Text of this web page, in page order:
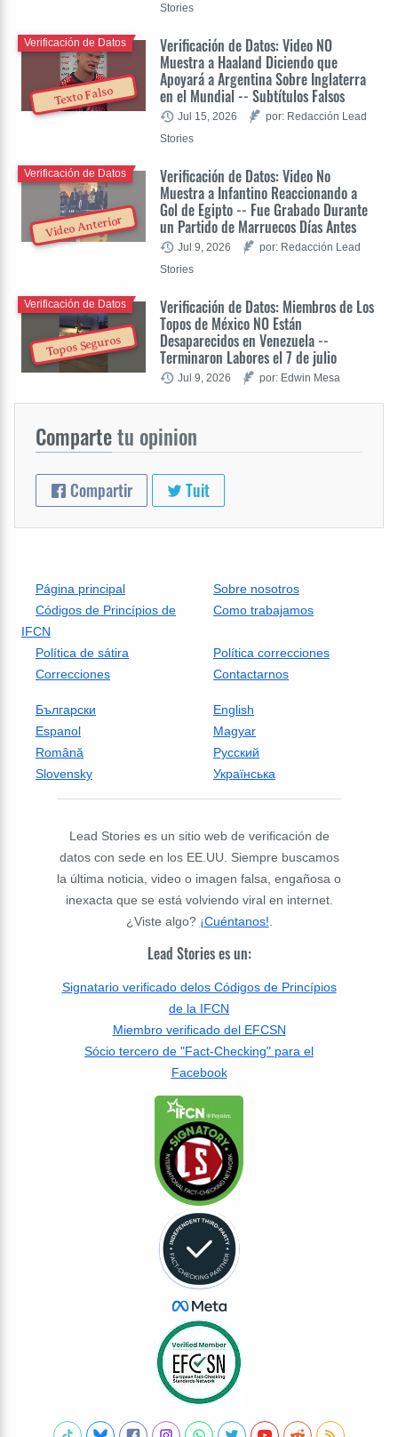
Stories
Texto Falso
Verificación de Datos: Video NO
Muestra a Haaland Diciendo que
Apoyará a Argentina Sobre Inglaterra
en el Mundial -- Subtítulos Falsos
Verificación de Datos
Jul 15, 2026
por: Redacción Lead
Stories
Video Anterior
Verificación de Datos: Video No
Muestra a Infantino Reaccionando a
Gol de Egipto -- Fue Grabado Durante
un Partido de Marruecos Días Antes
Verificación de Datos
Jul 9, 2026
por: Redacción Lead
Stories
Topos Seguros
Verificación de Datos: Miembros de Los
Topos de México NO Están
Desaparecidos en Venezuela --
Terminaron Labores el 7 de julio
Verificación de Datos
Jul 9, 2026 por: Edwin Mesa
Compartetu opinion
Compartir Tuit
Página principal
Sobre nosotros
Códigos de Princípios de
IFCN
Como trabajamos
Política de sátira
Política correcciones
Correcciones
Contactarnos
Български
English
Espanol
Magyar
Română
Русский
Slovensky
Українська
Lead Stories es un sitio web de verificación de
datos con sede en los EE.UU. Siempre buscamos
la última noticia, video o imagen falsa, engañosa o
inexacta que se está volviendo viral en internet.
¿Viste algo? ¡Cuéntanos!
Lead Stories es un:
Signatario verificado delos Códigos de Princípios
de la IFCN
Miembro verificado del EFCSN
Sócio tercero de "Fact-Checking" para el
Facebook